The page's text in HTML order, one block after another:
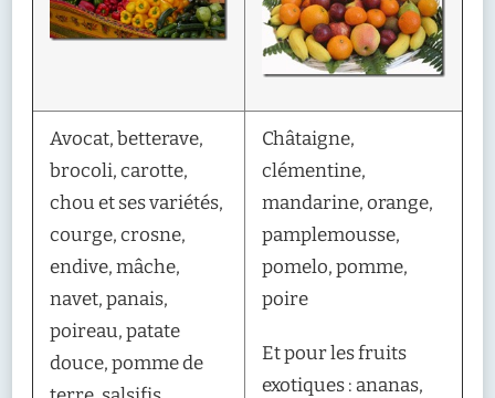
Avocat, betterave,
brocoli, carotte,
chou et ses variétés,
courge, crosne,
endive, mâche,
navet, panais,
poireau, patate
douce, pomme de
Châtaigne,
clémentine,
mandarine, orange,
pamplemousse,
pomelo, pomme,
poire
Et pour les fruits
exotiques : ananas,